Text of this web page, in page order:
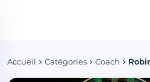
Accueil Catégories Coach